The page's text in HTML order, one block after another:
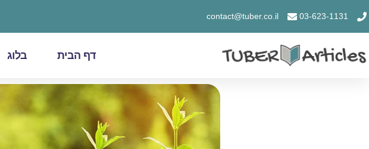
03-623-1131
contact@tuber.co.il
דף הבית בלוג